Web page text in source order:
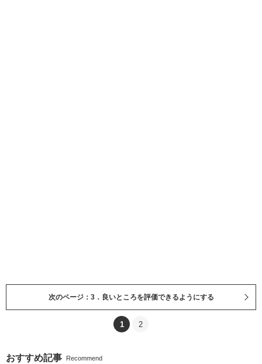
次のページ：3．良いところを評価できるようにする
1 2
おすすめ記事 Recommend